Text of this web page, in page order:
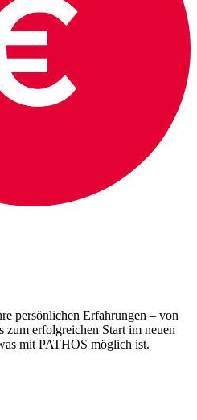
persönlichen Erfahrungen – von
zum erfolgreichen Start im neuen
mit PATHOS möglich ist.